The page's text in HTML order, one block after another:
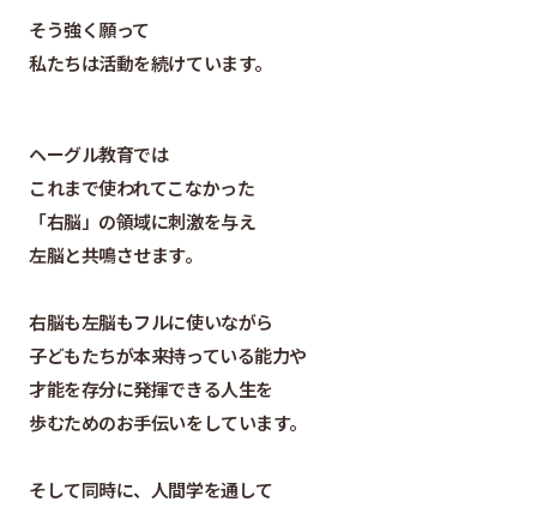
そう強く願って
私たちは活動を続けています。
ヘーグル教育では
これまで使われてこなかった
「右脳」の領域に刺激を与え
左脳と共鳴させます。
右脳も左脳もフルに使いながら
子どもたちが本来持っている能力や
才能を存分に発揮できる人生を
歩むためのお手伝いをしています。
そして同時に、人間学を通して